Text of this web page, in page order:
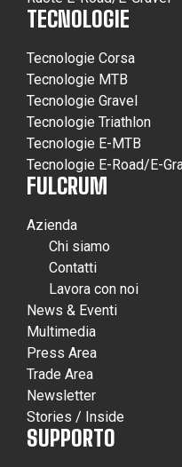
TECNOLOGIE
Tecnologie Corsa
Tecnologie MTB
Tecnologie Gravel
Tecnologie Triathlon
Tecnologie E-MTB
Tecnologie E-Road/E-
FULCRUM
Azienda
Chi siamo
Contatti
Lavora con noi
News & Eventi
Multimedia
Press Area
Trade Area
Newsletter
Stories / Inside
SUPPORTO